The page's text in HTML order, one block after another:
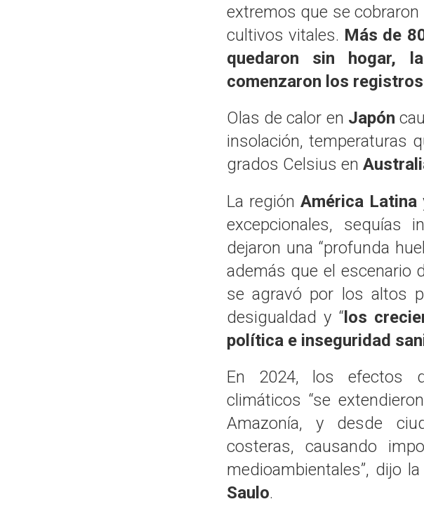
extremos que se
cultivos vitales. Más de
quedaron sin hogar,
comenzaron los
Olas de calor en Japón
insolación, temperaturas
grados Celsius en
La regiónAmérica Latina
excepcionales, sequías
dejaron una “profunda
además que el escenario
se agravó por los altos
desigualdad y “los
política e inseguridad
En 2024, los efectos
climáticos “se
Amazonía, y desde
costeras, causando
medioambientales”, dijo
Saulo.